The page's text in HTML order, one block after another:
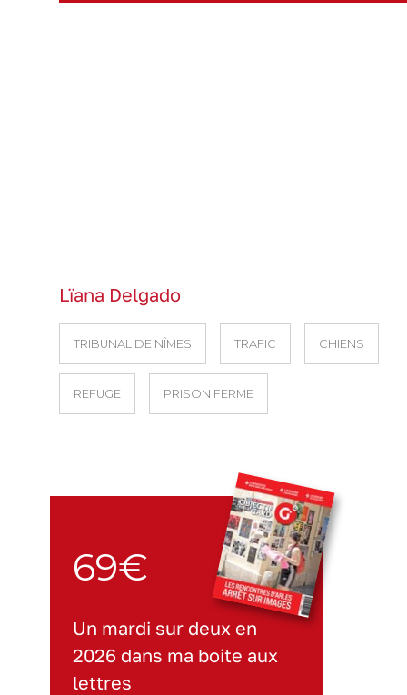
Lïana Delgado
TRIBUNAL DE NÎMES TRAFIC CHIENS
REFUGE PRISON FERME
69€
Un mardi sur deux en
2026 dans ma boite aux
lettres